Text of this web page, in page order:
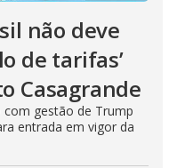
não deve
de tarifas’
Casagrande
com gestão de Trump
entrada em vigor da